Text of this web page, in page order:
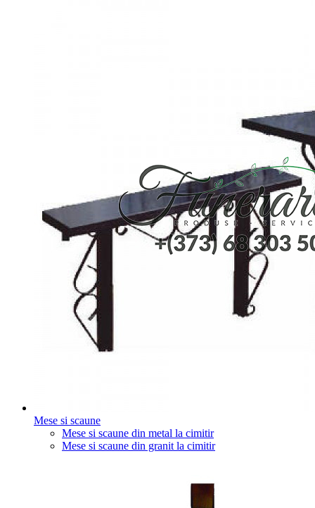
Mese si scaune
Mese si scaune din metal la cimitir
Mese si scaune din granit la cimitir